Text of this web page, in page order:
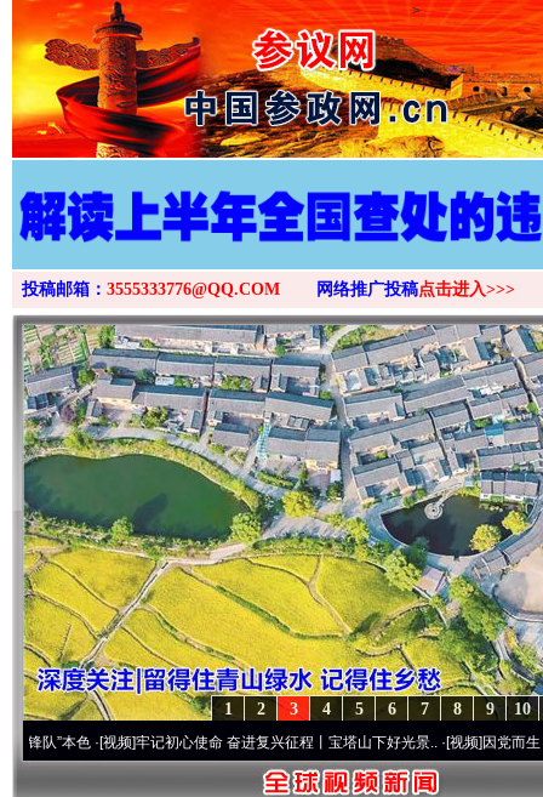
>
投稿邮箱： 3555333776@QQ.COM 网络推广投稿点击进入>>>
10
9
8
7
6
5
4
3
2
1
·[视频]牢记初心使命 奋进复兴征程丨宝塔山下好光景..·[视频]因党而生 为党而战